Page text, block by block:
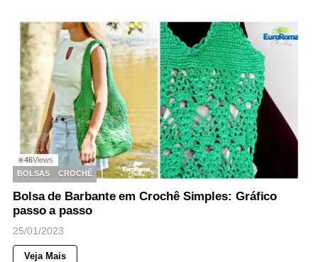
◉46Views
BOLSAS
CROCHÊ
Bolsa de Barbante em Crochê Simples: Gráfico
passo a passo
25/01/2023
Veja Mais